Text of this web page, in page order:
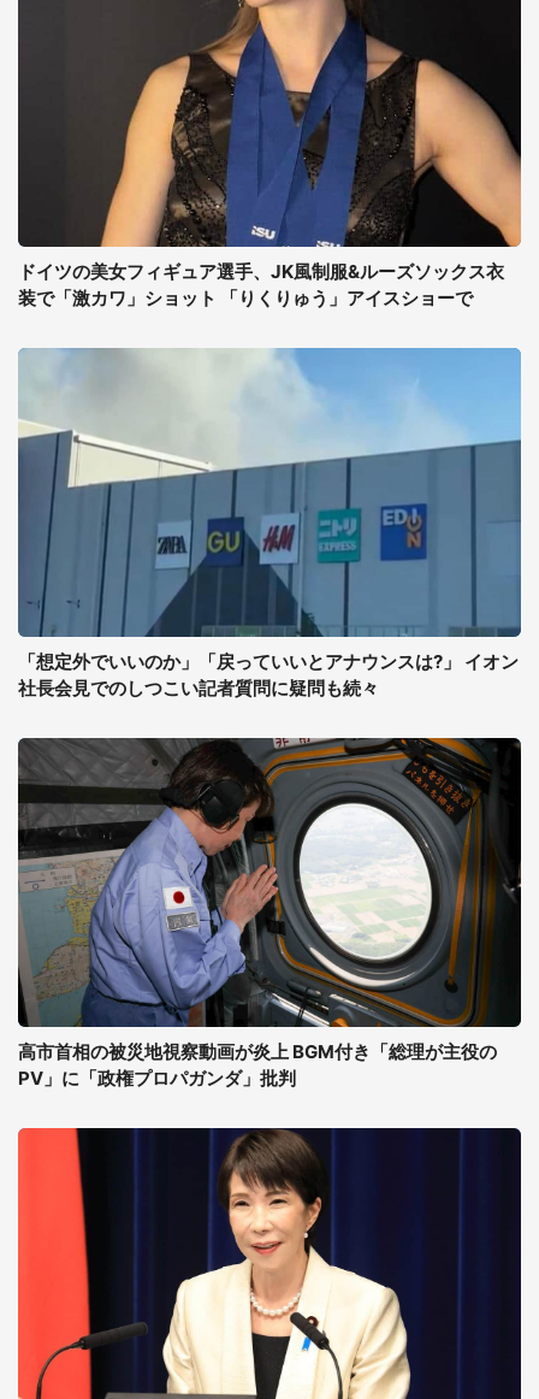
ドイツの美女フィギュア選手、JK風制服&ルーズソックス衣
装で「激カワ」ショット 「りくりゅう」アイスショーで
「想定外でいいのか」「戻っていいとアナウンスは?」 イオン
社長会見でのしつこい記者質問に疑問も続々
高市首相の被災地視察動画が炎上 BGM付き「総理が主役の
PV」に「政権プロパガンダ」批判